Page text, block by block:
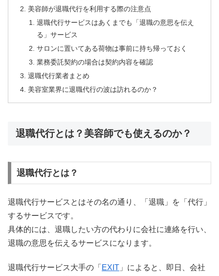
美容師が退職代行を利用する際の注意点
退職代行サービスはあくまでも「退職の意思を伝え
る」サービス
サロンに置いてある荷物は事前に持ち帰っておく
業務委託契約の場合は契約内容を確認
退職代行業者まとめ
美容室業界に退職代行の波は訪れるのか？
退職代行とは？美容師でも使えるのか？
退職代行とは？
退職代行サービスとはその名の通り、「退職」を「代行」
するサービスです。
具体的には、退職したい方の代わりに会社に連絡を行い、
退職の意思を伝えるサービスになります。
退職代行サービス大手の「 EXIT 」によると、即日、会社